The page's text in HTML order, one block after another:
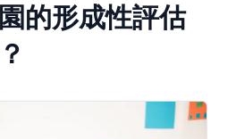
的形成性評估